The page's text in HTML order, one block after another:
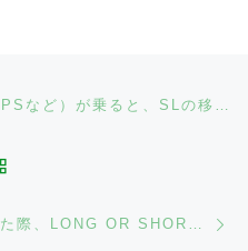
どのくらい利益（POINT PIPSなど）が乗ると、SLの移動（＝建値の担保）ができるのでしょうか？